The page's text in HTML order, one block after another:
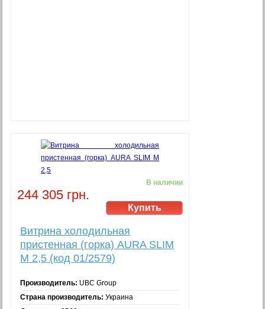
244 305 грн.
В наличии
Витрина холодильная
пристенная (горка) AURA SLIM
M 2,5 (код 01/2579)
Производитель: UBC Group
Страна производитель: Украина